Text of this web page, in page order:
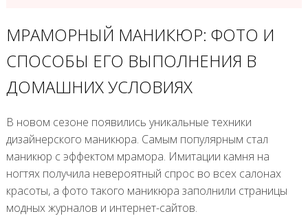
МРАМОРНЫЙ МАНИКЮР: ФОТО И
СПОСОБЫ ЕГО ВЫПОЛНЕНИЯ В
ДОМАШНИХ УСЛОВИЯХ
В новом сезоне появились уникальные техники
дизайнерского маникюра. Самым популярным стал
маникюр с эффектом мрамора. Имитации камня на
ногтях получила невероятный спрос во всех салонах
красоты, а фото такого маникюра заполнили страницы
модных журналов и интернет-сайтов.